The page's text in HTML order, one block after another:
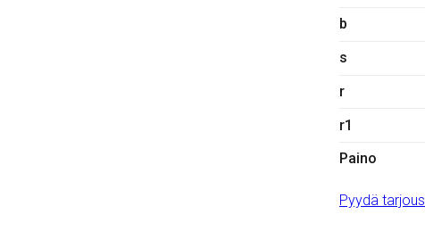
b
s
r
r1
Paino
Pyydä tarjous